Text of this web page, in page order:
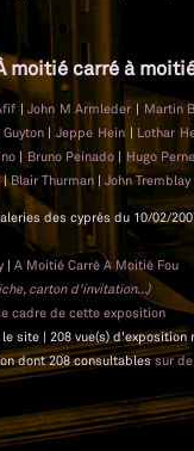
moitié carré à
|John M Armleder | Martin
|Jeppe Hein | Lothar
| Bruno Peinado | Hugo
|Blair Thurman | John Tremblay
des cyprès du 10/02/
| A Moitié Carré A Moitié Fou
carton d'invitation...)
cadre de cette exposition
site | 208 vue(s) d'exposition
dont 208 consultablessur